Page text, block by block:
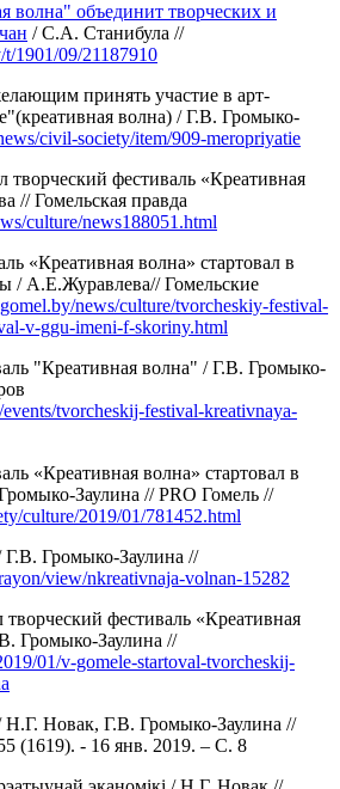
волна" объединит творческих и
/ С.А. Станибула //
1901/09/21187910
принять участие в арт-
волна) / Г.В. Громыко-
civil-society/item/909-meropriyatie
творческий фестиваль «Креативная
// Гомельская правда
culture/news188051.html
«Креативная волна» стартовал в
А.Е.Журавлева// Гомельские
news/culture/tvorcheskiy-festival-
v-ggu-imeni-f-skoriny.html
"Креативная волна" / Г.В. Громыко-
tvorcheskij-festival-kreativnaya-
«Креативная волна» стартовал в
Заулина // PRО Гомель //
culture/2019/01/781452.html
Г.В. Громыко-Заулина //
view/nkreativnaja-volnan-15282
творческий фестиваль «Креативная
Громыко-Заулина //
01/v-gomele-startoval-tvorcheskij-
Н.Г. Новак, Г.В. Громыко-Заулина //
(1619). - 16 янв. 2019. – С. 8